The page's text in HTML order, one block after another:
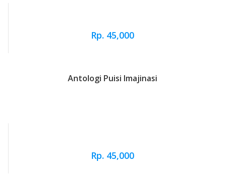
Rp. 45,000
Antologi Puisi Imajinasi
Rp. 45,000